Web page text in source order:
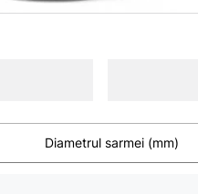
Diametrul sarmei (mm)